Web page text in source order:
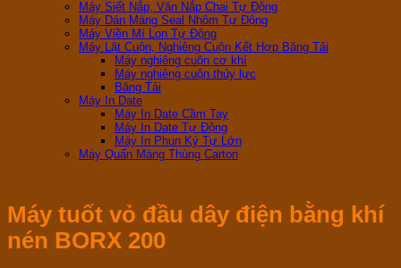
Máy Siết Nắp, Vặn Nắp Chai Tự Động
Máy Dán Màng Seal Nhôm Tự Động
Máy Viền Mí Lon Tự Động
Máy Lật Cuộn, Nghiêng Cuộn Kết Hợp Băng Tải
Máy nghiêng cuộn cơ khí
Máy nghiêng cuộn thủy lực
Băng Tải
Máy In Date
Máy In Date Cầm Tay
Máy In Date Tự Động
Máy In Phun Ký Tự Lớn
Máy Quấn Màng Thùng Carton
Máy tuốt vỏ đầu dây điện bằng khí
nén BORX 200